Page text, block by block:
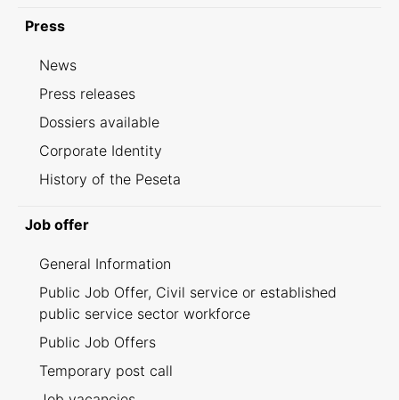
Press
News
Press releases
Dossiers available
Corporate Identity
History of the Peseta
Job offer
General Information
Public Job Offer, Civil service or established
public service sector workforce
Public Job Offers
Temporary post call